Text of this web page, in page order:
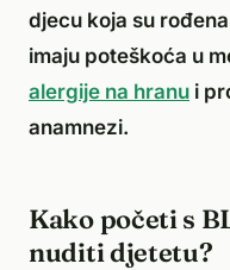
djecu koja su
imaju poteškoća u
alergije na hranu i
anamnezi.
Kako početi s
nuditi djetetu?